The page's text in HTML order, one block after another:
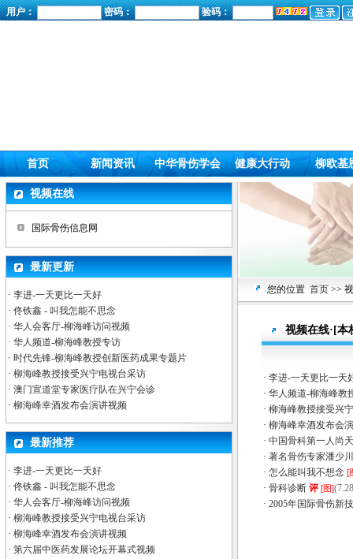
用户： 密码： 验码：
首页 新闻资讯 中华骨伤学会 健康大行动 柳欧基
视频在线
国际骨伤信息网
最新更新
· 李进-一天更比一天好
· 佟铁鑫 - 叫我怎能不思念
· 华人会客厅-柳海峰访问视频
· 华人频道-柳海峰教授专访
· 时代先锋-柳海峰教授创新医药成果专题片
· 柳海峰教授接受兴宁电视台采访
· 澳门宣道堂专家医疗队在兴宁会诊
· 柳海峰幸酒发布会演讲视频
最新推荐
· 李进-一天更比一天好
· 佟铁鑫 - 叫我怎能不思念
· 华人会客厅-柳海峰访问视频
· 柳海峰教授接受兴宁电视台采访
· 柳海峰幸酒发布会演讲视频
· 第六届中医药发展论坛开幕式视频
您的位置 首页 >>
视频在线·[本
· 李进-一天更比一天
· 华人频道-柳海峰教
· 柳海峰教授接受兴
· 柳海峰幸酒发布会
· 中国骨科第一人尚
· 著名骨伤专家潘少
· 怎么能叫我不想念 [
· 骨科诊断 评 [图]
· 2005年国际骨伤新